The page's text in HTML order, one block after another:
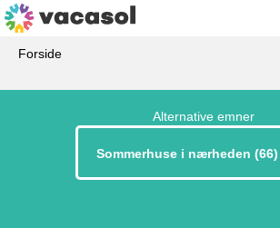
Forside
Alternative emner
Sommerhuse i nærheden (66)